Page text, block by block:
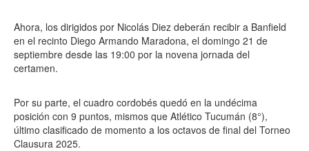
Ahora, los dirigidos por Nicolás Diez deberán recibir a Banfield
en el recinto Diego Armando Maradona, el domingo 21 de
septiembre desde las 19:00 por la novena jornada del
certamen.
Por su parte, el cuadro cordobés quedó en la undécima
posición con 9 puntos, mismos que Atlético Tucumán (8°),
último clasificado de momento a los octavos de final del Torneo
Clausura 2025.